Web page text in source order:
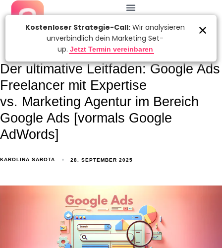
Der ultimative Leitfaden: Google Ads
Freelancer mit Expertise
vs. Marketing Agentur im Bereich
Google Ads [vormals Google
AdWords]
KAROLINA SAROTA 28. SEPTEMBER 2025